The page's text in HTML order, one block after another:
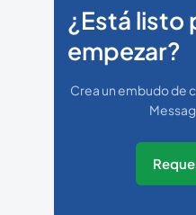
¿Está listo
empezar?
Crea un embudo de